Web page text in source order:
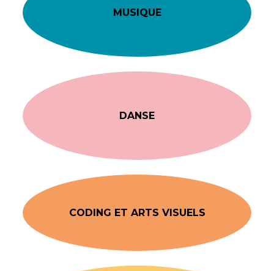
MUSIQUE
DANSE
CODING ET ARTS VISUELS